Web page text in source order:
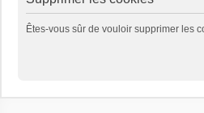
Êtes-vous sûr de vouloir supprimer les